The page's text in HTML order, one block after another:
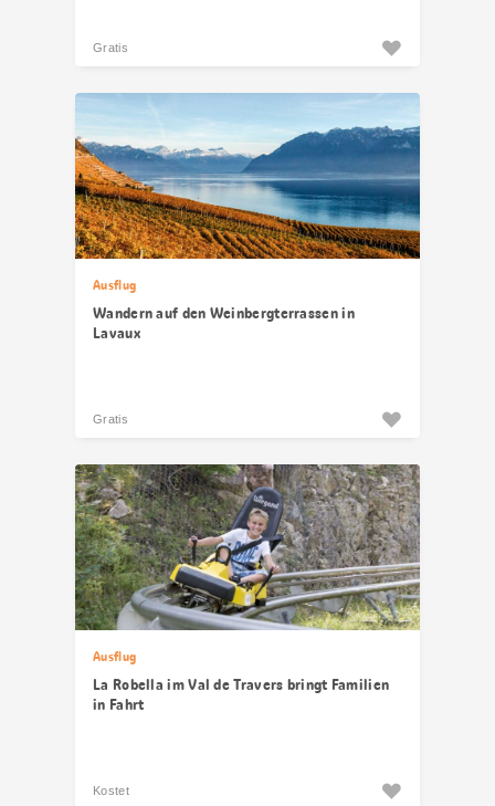
Gratis
Ausflug
Wandern auf den Weinbergterrassen in
Lavaux
Gratis
Ausflug
La Robella im Val de Travers bringt Familien
in Fahrt
Kostet